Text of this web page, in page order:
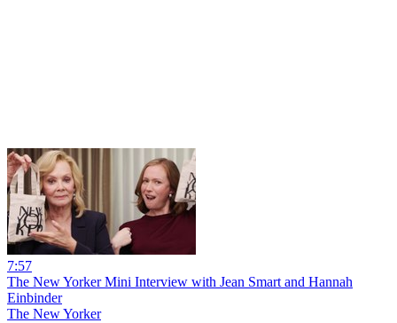
7:57
The New Yorker Mini Interview with Jean Smart and Hannah
Einbinder
The New Yorker